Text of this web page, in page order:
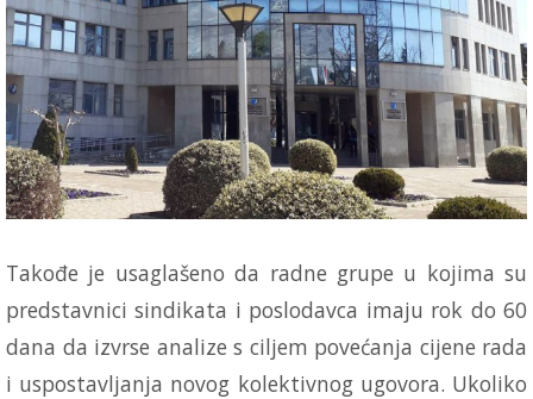
Takođe je usaglašeno da radne grupe u kojima su
predstavnici sindikata i poslodavca imaju rok do 60
dana da izvrse analize s ciljem povećanja cijene rada
i uspostavljanja novog kolektivnog ugovora. Ukoliko